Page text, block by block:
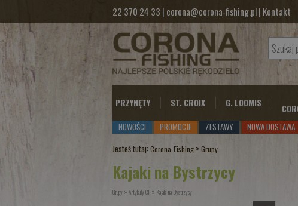
22 370 24 33 | corona@corona-fishing.pl| Kontakt
PRZYNĘTY ST. CROIX G. LOOMIS
NOWOŚCI
PROMOCJE ZESTAWY NOWA DOSTAWA
Jesteś tutaj: Corona-Fishing >Grupy
Kajaki na Bystrzycy
Grupy »Artykuły CF » Kajaki na Bystrzycy